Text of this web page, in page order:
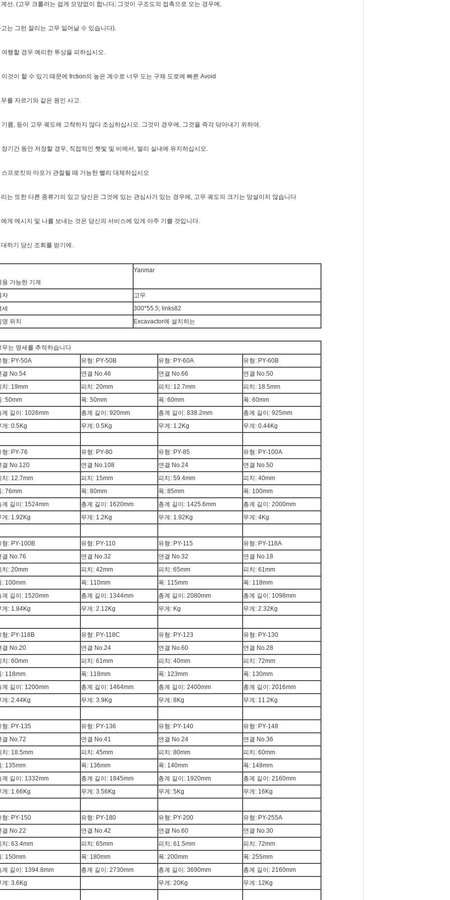
계선. (고무 크롤러는 쉽게 모양없이 합니다; 그것이 구조도의 접촉으로 오는 경우에,
는 그런 잘리는 고무 일어날 수 있습니다).
여행할 경우 예리한 투상을 피하십시오.
이것이 할 수 있기 때문에 frction의 높은 계수로 너무 도는 구체 도로에 빠른 Avoid
무를 자르기와 같은 원인 사고.
기름, 등이 고무 궤도에 고착하지 않다 조심하십시오. 그것이 경우에, 그것을 즉각 닦아내기 위하여.
장기간 동안 저장할 경우, 직접적인 햇빛 및 비에서, 멀리 실내에 유지하십시오.
스프로킷의 마포가 관찰될 때 가능한 빨리 대체하십시오
리는 또한 다른 종류가의 있고 당신은 그것에 있는 관심사가 있는 경우에, 고무 궤도의 크기는 망설이지 않습니다
에게 메시지 및 나를 보내는 것은 당신의 서비스에 있게 아주 기쁠 것입니다.
대하기 당신 조회를 받기에.
용 가능한 기계
Yanmar
자
고무
세
300*55.5; links82
명 위치
Excavactor에 설치하는
무는 명세를 추적하습니다
형: PY-50A
유형: PY-50B 유형: PY-60A
유형: PY-60B
결 No.54
연결 No.46 연결 No.66
연결 No.50
치: 19mm
피치: 20mm 피치: 12.7mm
피치: 18.5mm
: 50mm
폭: 50mm 폭: 60mm
폭: 60mm
계 길이: 1026mm
총계 길이: 920mm 총계 길이: 838.2mm
총계 길이: 925mm
게: 0.5Kg
무게: 0.5Kg 무게: 1.2Kg 무게: 0.44Kg
형: PY-76 유형: PY-80 유형: PY-85
유형: PY-100A
결 No.120
연결 No.108 연결 No.24
연결 No.50
치: 12.7mm
피치: 15mm 피치: 59.4mm
피치: 40mm
: 76mm
폭: 80mm 폭: 85mm
폭: 100mm
계 길이: 1524mm
총계 길이: 1620mm 총계 길이: 1425.6mm
총계 길이: 2000mm
게: 1.92Kg
무게: 1.2Kg 무게: 1.92Kg 무게: 4Kg
형: PY-100B 유형: PY-110 유형: PY-115
유형: PY-118A
결 No.76
연결 No.32 연결 No.32
연결 No.18
치: 20mm
피치: 42mm 피치: 65mm
피치: 61mm
: 100mm
폭: 110mm 폭: 115mm
폭: 118mm
계 길이: 1520mm
총계 길이: 1344mm 총계 길이: 2080mm
총계 길이: 1098mm
게: 1.84Kg
무게: 2.12Kg 무게: Kg 무게: 2.32Kg
형: PY-118B 유형: PY-118C 유형: PY-123
유형: PY-130
결 No.20
연결 No.24 연결 No.60
연결 No.28
치: 60mm
피치: 61mm 피치: 40mm
피치: 72mm
: 118mm
폭: 118mm 폭: 123mm
폭: 130mm
계 길이: 1200mm
총계 길이: 1464mm 총계 길이: 2400mm
총계 길이: 2016mm
게: 2.44Kg
무게: 3.9Kg 무게: 8Kg 무게: 11.2Kg
형: PY-135 유형: PY-136 유형: PY-140
유형: PY-148
결 No.72
연결 No.41 연결 No.24
연결 No.36
치: 18.5mm
피치: 45mm 피치: 80mm
피치: 60mm
: 135mm
폭: 136mm 폭: 140mm
폭: 148mm
계 길이: 1332mm
총계 길이: 1845mm 총계 길이: 1920mm
총계 길이: 2160mm
게: 1.66Kg
무게: 3.56Kg 무게: 5Kg 무게: 16Kg
형: PY-150 유형: PY-180 유형: PY-200
유형: PY-255A
결 No.22
연결 No.42 연결 No.60
연결 No.30
치: 63.4mm
피치: 65mm 피치: 61.5mm
피치: 72mm
: 150mm
폭: 180mm 폭: 200mm
폭: 255mm
계 길이: 1394.8mm
총계 길이: 2730mm 총계 길이: 3690mm
총계 길이: 2160mm
게: 3.6Kg
무게: 20Kg 무게: 12Kg